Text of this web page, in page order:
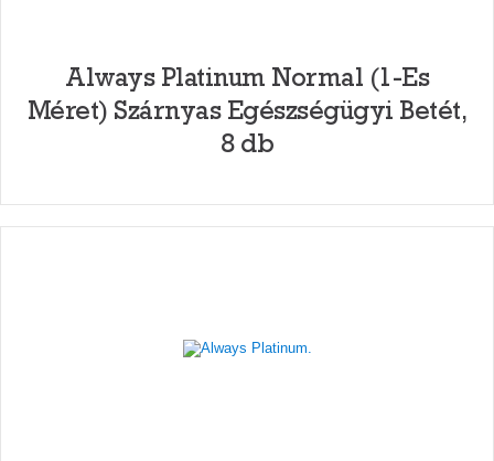
Always Platinum Normal (1-Es
Méret) Szárnyas Egészségügyi Betét,
8 db